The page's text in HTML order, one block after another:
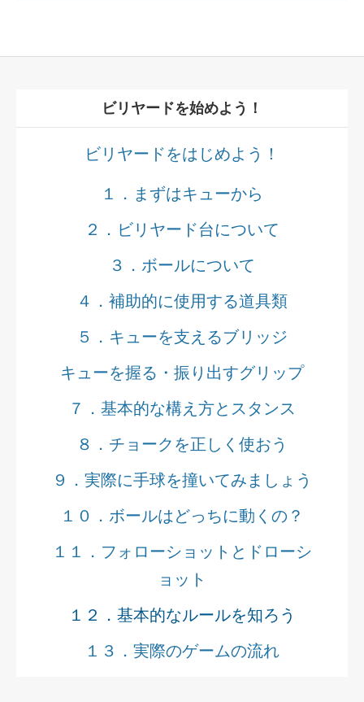
ビリヤードを始めよう！
ビリヤードをはじめよう！
１．まずはキューから
２．ビリヤード台について
３．ボールについて
４．補助的に使用する道具類
５．キューを支えるブリッジ
キューを握る・振り出すグリップ
７．基本的な構え方とスタンス
８．チョークを正しく使おう
９．実際に手球を撞いてみましょう
１０．ボールはどっちに動くの？
１１．フォローショットとドローシ
ョット
１２．基本的なルールを知ろう
１３．実際のゲームの流れ